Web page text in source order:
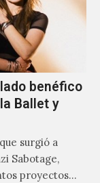
benéfico
Ballet y
surgió a
Sabotage,
proyectos…